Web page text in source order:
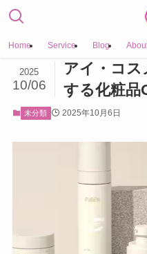
Home Service Blog
アイ・コ
する化粧品
2025
10/06
未分類 2025年10月6日